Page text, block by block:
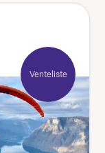
Venteliste